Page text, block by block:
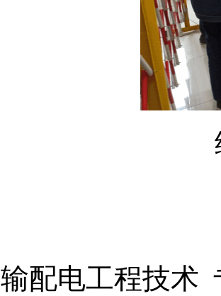
输配电工程技术